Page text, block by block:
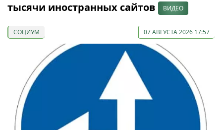
тысячи иностранных сайтов
ВИДЕО
СОЦИУМ 07 АВГУСТА 2026 17:57